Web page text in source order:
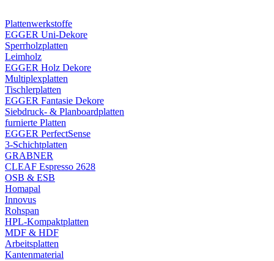
Plattenwerkstoffe
EGGER Uni-Dekore
Sperrholzplatten
Leimholz
EGGER Holz Dekore
Multiplexplatten
Tischlerplatten
EGGER Fantasie Dekore
Siebdruck- & Planboardplatten
furnierte Platten
EGGER PerfectSense
3-Schichtplatten
GRABNER
CLEAF Espresso 2628
OSB & ESB
Homapal
Innovus
Rohspan
HPL-Kompaktplatten
MDF & HDF
Arbeitsplatten
Kantenmaterial